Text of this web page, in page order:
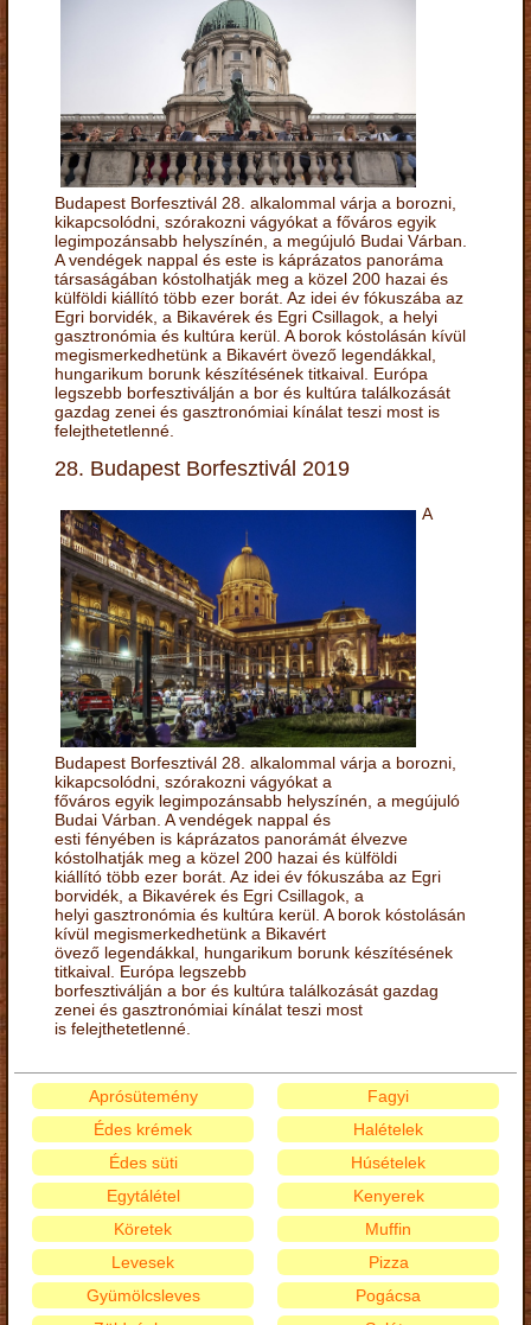
Budapest Borfesztivál 28. alkalommal várja a borozni,
kikapcsolódni, szórakozni vágyókat a főváros egyik
legimpozánsabb helyszínén, a megújuló Budai Várban.
A vendégek nappal és este is káprázatos panoráma
társaságában kóstolhatják meg a közel 200 hazai és
külföldi kiállító több ezer borát. Az idei év fókuszába az
Egri borvidék, a Bikavérek és Egri Csillagok, a helyi
gasztronómia és kultúra kerül. A borok kóstolásán kívül
megismerkedhetünk a Bikavért övező legendákkal,
hungarikum borunk készítésének titkaival. Európa
legszebb borfesztiválján a bor és kultúra találkozását
gazdag zenei és gasztronómiai kínálat teszi most is
felejthetetlenné.
28. Budapest Borfesztivál 2019
A
Budapest Borfesztivál 28. alkalommal várja a borozni,
kikapcsolódni, szórakozni vágyókat a
főváros egyik legimpozánsabb helyszínén, a megújuló
Budai Várban. A vendégek nappal és
esti fényében is káprázatos panorámát élvezve
kóstolhatják meg a közel 200 hazai és külföldi
kiállító több ezer borát. Az idei év fókuszába az Egri
borvidék, a Bikavérek és Egri Csillagok, a
helyi gasztronómia és kultúra kerül. A borok kóstolásán
kívül megismerkedhetünk a Bikavért
övező legendákkal, hungarikum borunk készítésének
titkaival. Európa legszebb
borfesztiválján a bor és kultúra találkozását gazdag
zenei és gasztronómiai kínálat teszi most
is felejthetetlenné.
Aprósütemény
Édes krémek
Édes süti
Egytálétel
Fagyi
Halételek
Húsételek
Kenyerek
Köretek
Levesek
Gyümölcsleves
Muffin
Pizza
Pogácsa